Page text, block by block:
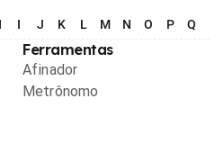
I J K L M N O P Q
Ferramentas
Afinador
Metrônomo